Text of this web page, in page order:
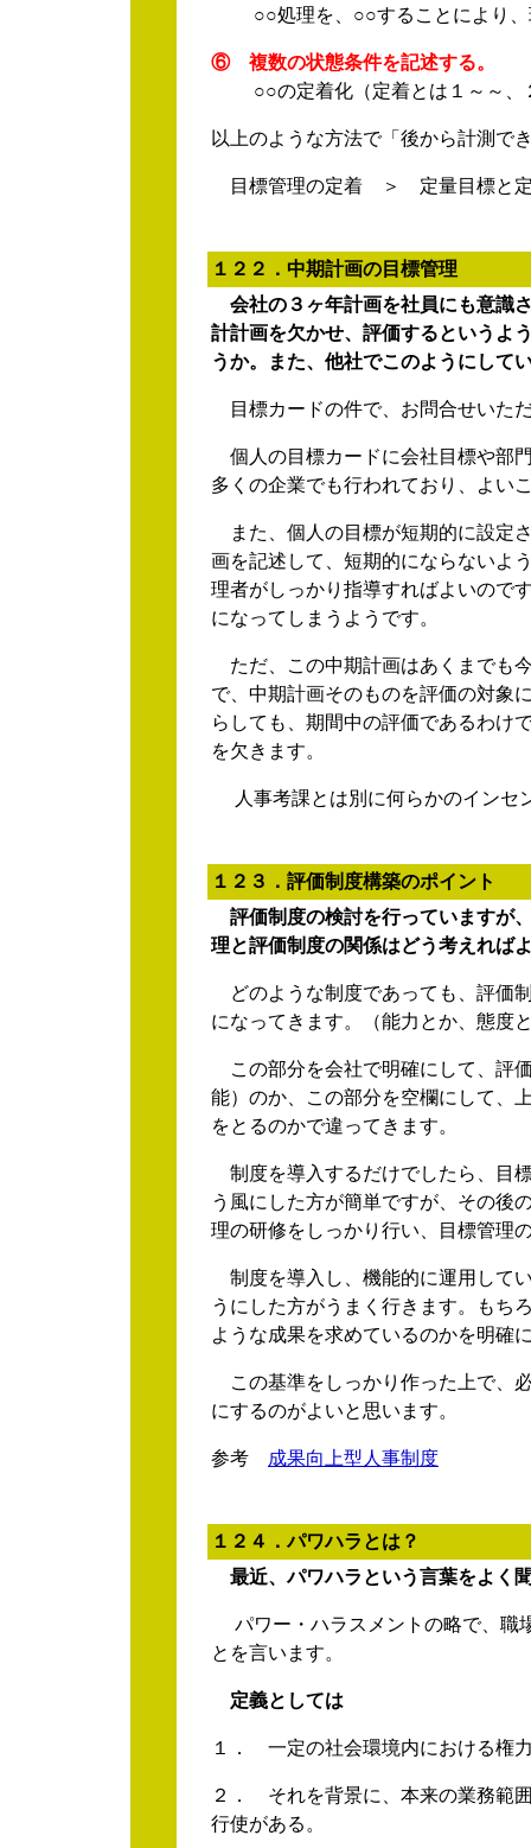
○○処理を、○○することにより、
⑥ 複数の状態条件を記述する。
○○の定着化（定着とは１～～、
以上のような方法で「後から計測で
目標管理の定着 ＞ 定量目標と
１２２．中期計画の目標管理
会社の３ヶ年計画を社員にも意識
計計画を欠かせ、評価するというよ
うか。また、他社でこのようにして
目標カードの件で、お問合せいた
個人の目標カードに会社目標や部
多くの企業でも行われており、よい
また、個人の目標が短期的に設定
画を記述して、短期的にならないよ
理者がしっかり指導すればよいので
になってしまうようです。
ただ、この中期計画はあくまでも
で、中期計画そのものを評価の対象
らしても、期間中の評価であるわけ
を欠きます。
人事考課とは別に何らかのインセ
１２３．評価制度構築のポイント
評価制度の検討を行っていますが
理と評価制度の関係はどう考えれば
どのような制度であっても、評価
になってきます。（能力とか、態度
この部分を会社で明確にして、評
能）のか、この部分を空欄にして、
をとるのかで違ってきます。
制度を導入するだけでしたら、目
う風にした方が簡単ですが、その後
理の研修をしっかり行い、目標管理
制度を導入し、機能的に運用して
うにした方がうまく行きます。もち
ような成果を求めているのかを明確
この基準をしっかり作った上で、
にするのがよいと思います。
参考 成果向上型人事制度
１２４．パワハラとは？
最近、パワハラという言葉をよく
パワー・ハラスメントの略で、職
とを言います。
定義としては
１． 一定の社会環境内における権
２． それを背景に、本来の業務範
行使がある。